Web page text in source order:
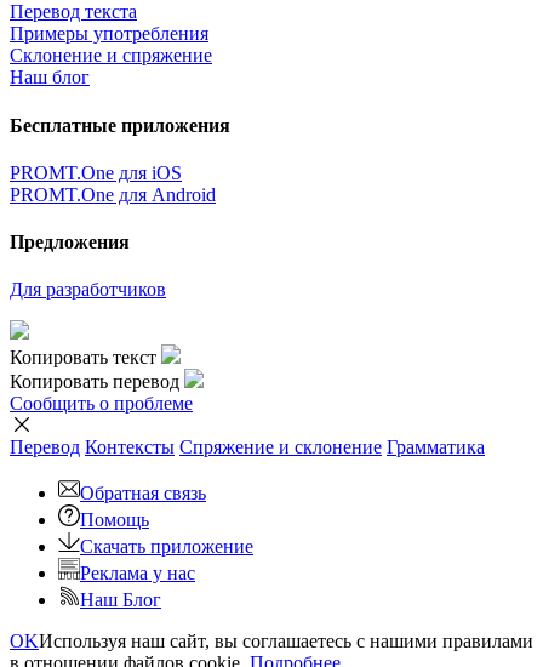
Перевод текста
Примеры употребления
Склонение и спряжение
Наш блог
Бесплатные приложения
PROMT.One для iOS
PROMT.One для Android
Предложения
Для разработчиков
Копировать текст
Копировать перевод
Сообщить о проблеме
Перевод Контексты Спряжение и склонение Грамматика
Обратная связь
Помощь
Скачать приложение
Реклама у нас
Наш Блог
OKИспользуя наш сайт, вы соглашаетесь с нашими правилами